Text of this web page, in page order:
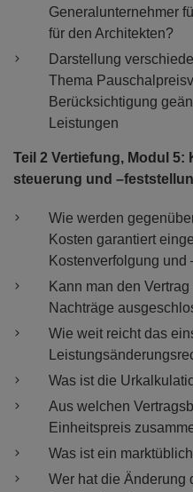
Generalunternehmer
für den Architekten?
Darstellung
Thema
Berücksichtigung
Leistungen
Teil 2 Vertiefung, Modul
steuerung und
Wie werden
Kosten garantiert
Kostenverfolgung und
Kann man den
Nachträge
Wie weit reicht das
Was ist die
Aus welchen
Einheitspreis
Was ist ein
Wer hat die Änderung